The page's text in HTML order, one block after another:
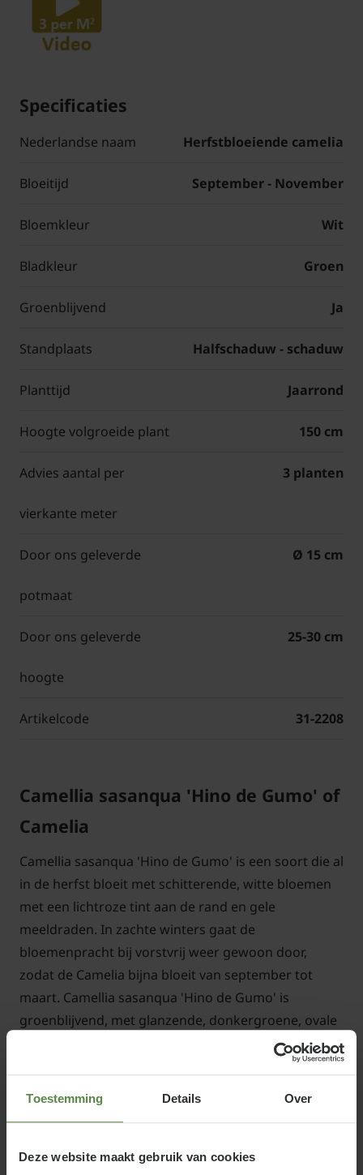
Toestemming Details Over
Deze website maakt gebruik van cookies
Specificaties
Nederlandse naam Herfstbloeiende camelia
Bloeitijd September - November
Bloemkleur Wit
Bladkleur Groen
Groenblijvend Ja
Standplaats Halfschaduw - schaduw
Planttijd Jaarrond
Hoogte volgroeide plant 150 cm
Advies aantal per
vierkante meter
3 planten
Door ons geleverde
potmaat
Ø 15 cm
Door ons geleverde
hoogte
25-30 cm
Artikelcode 31-2208
Camellia sasanqua 'Hino de Gumo' of
Camelia
Camellia sasanqua 'Hino de Gumo' is een soort die al
in de herfst bloeit met schitterende, witte bloemen
met een lichtroze tint aan de rand en gele
meeldraden. In zachte winters gaat de
bloemenpracht bij vorstvrij weer gewoon door,
zodat de Camelia bijna bloeit van september tot
maart. Camellia sasanqua 'Hino de Gumo' is
groenblijvend, met glanzende, donkergroene, ovale
bladeren, is redelijk winterhard. Camelia is een
herfstbloeier en daarom geschikt als solitair in uw
deze tuinplant doet het ook uitstekend als kuipplant